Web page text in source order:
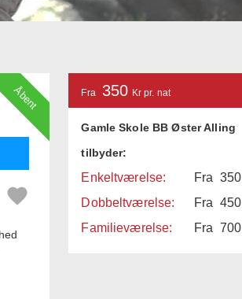
Åbent Fra 350 Kr pr. nat
Gamle Skole BB Øster Alling
tilbyder:
Enkeltværelse: Fra 350
Dobbeltværelse:
Fra 450
Familieværelse:
Fra 700